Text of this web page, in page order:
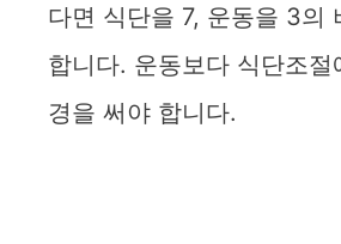
다면 식단을 7, 운동을 3의
합니다. 운동보다 식단조절
경을 써야 합니다.